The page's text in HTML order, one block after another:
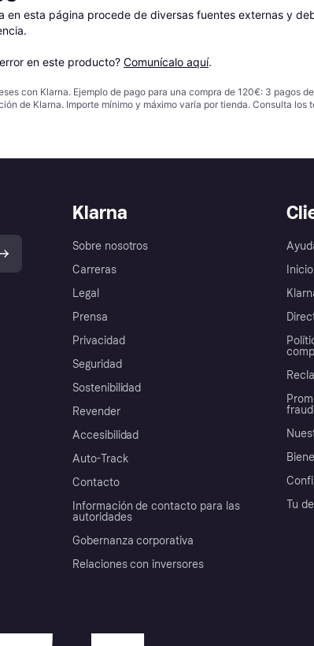
en esta página procede de diversas fuentes externas y
en este producto? Comunícalo aquí.
con Klarna. Ejemplo de pago para una compra de 120€: 3 pagos
de Klarna. Importe mínimo y máximo varía por tienda. Consulta los
Klarna
Sobre nosotros
Carreras
Legal
Prensa
Privacidad
Seguridad
Sostenibilidad
Revender
Accesibilidad
Auto-Track
Contacto
Información de contacto para las
autoridades
Gobernanza corporativa
Relaciones con inversores
Tu